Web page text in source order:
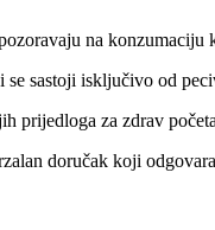
na
se sastoji isključivo od
prijedloga za zdrav
doručak koji